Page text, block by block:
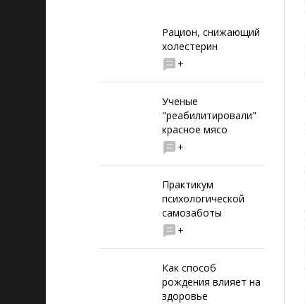
Рацион, снижающий
холестерин
+
Ученые
"реабилитировали"
красное мясо
+
Практикум
психологической
самозаботы
+
Как способ
рождения влияет на
здоровье